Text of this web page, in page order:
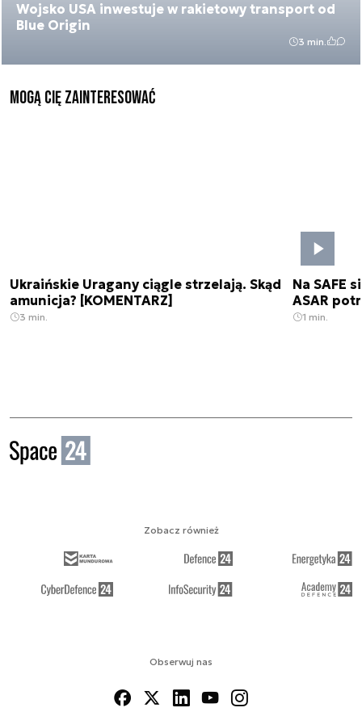
Wojsko USA inwestuje w rakietowy transport od
Blue Origin
3 min.
Mogą Cię zainteresować
Ukraińskie Uragany ciągle strzelają. Skąd
amunicja? [KOMENTARZ]
3 min.
Na SAFE
ASAR
1 min.
Obserwuj nas
Zobacz również